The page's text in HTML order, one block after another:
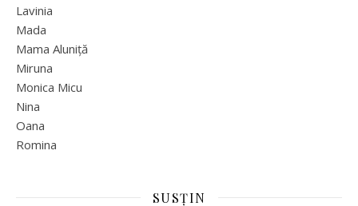
Lavinia
Mada
Mama Aluniță
Miruna
Monica Micu
Nina
Oana
Romina
SUSȚIN